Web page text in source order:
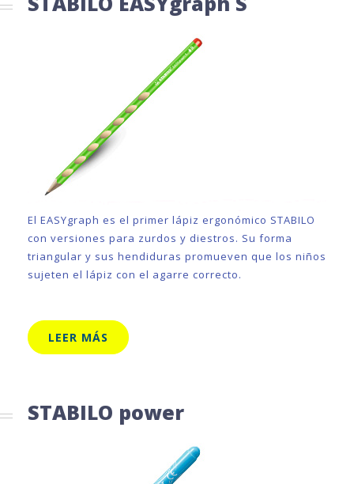
El EASYgraph es el primer lápiz ergonómico STABILO
con versiones para zurdos y diestros. Su forma
triangular y sus hendiduras promueven que los niños
sujeten el lápiz con el agarre correcto.
LEER MÁS
STABILO power